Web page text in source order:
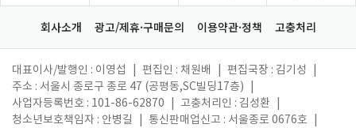
회사소개 광고/제휴·구매문의 이용약관·정책 고충처리
대표이사/발행인 : 이영섭 편집인 : 채원배 편집국장 : 김기성
주소 : 서울시 종로구 종로 47 (공평동,SC빌딩17층)
사업자등록번호 : 101-86-62870
고충처리인 : 김성환
청소년보호책임자 : 안병길
통신판매업신고 : 서울종로 0676호